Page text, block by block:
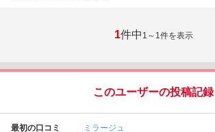
1件中 1～1件を表示
このユーザーの投稿記録
最初の口コミ
ミラージュ